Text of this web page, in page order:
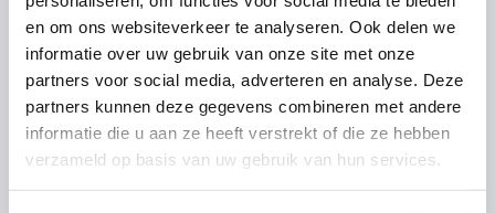
en om ons websiteverkeer te analyseren. Ook delen we
informatie over uw gebruik van onze site met onze
partners voor social media, adverteren en analyse. Deze
partners kunnen deze gegevens combineren met andere
informatie die u aan ze heeft verstrekt of die ze hebben
verzameld op basis van uw gebruik van hun services.
het Natuurnetwerk Nederland (NNN)? Dan kan er
een aanvullende vergunningplicht gelden.
Controleer dit via deinteractieve kaart van Natura
2000-gebiedenof neem contact op met de provincie
Zuid-Holland.
Ook kan een flora- en fauna-activiteit van toepassing
zijn. Bomen kunnen bijvoorbeeld verblijfplaatsen